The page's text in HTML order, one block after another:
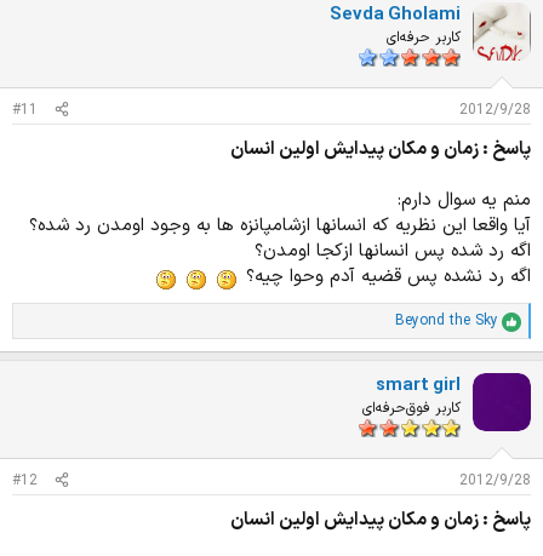
ا
ز
ت
:
Sevda Gholami
کاربر حرفه‌ای
2012/9/28
#11
پاسخ : زمان و مکان پیدایش اولین انسان
منم یه سوال دارم:
آیا واقعا این نظریه که انسانها ازشامپانزه ها به وجود اومدن رد شده؟
اگه رد شده پس انسانها ازکجا اومدن؟
اگه رد نشده پس قضیه آدم وحوا چیه؟
ا
م
ت
ز
ت
:
Beyond the Sky
smart girl
کاربر فوق‌حرفه‌ای
2012/9/28
#12
پاسخ : زمان و مکان پیدایش اولین انسان